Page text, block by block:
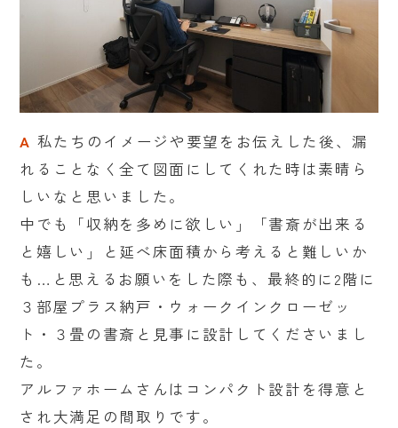
A 私たちのイメージや要望をお伝えした後、漏
れることなく全て図面にしてくれた時は素晴ら
しいなと思いました。
中でも「収納を多めに欲しい」「書斎が出来る
と嬉しい」と延べ床面積から考えると難しいか
も…と思えるお願いをした際も、最終的に2階に
３部屋プラス納戸・ウォークインクローゼッ
ト・３畳の書斎と見事に設計してくださいまし
た。
アルファホームさんはコンパクト設計を得意と
され大満足の間取りです。